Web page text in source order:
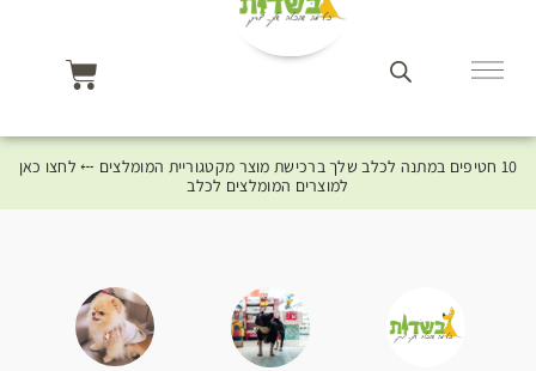
10 חטיפים במתנה לכלב שלך ברכישת מוצר מקטגוריית המומלצים ⤎ לחצו כאן
למוצרים המומלצים לכלב